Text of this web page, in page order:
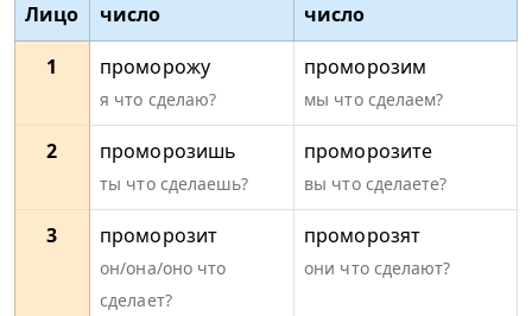
Лицо
число
число
1
проморожу
я что сделаю?
проморозим
мы что сделаем?
2 проморозишь
ты что сделаешь?
проморозите
вы что сделаете?
3 проморозит
он/она/оно что
сделает?
проморозят
они что сделают?